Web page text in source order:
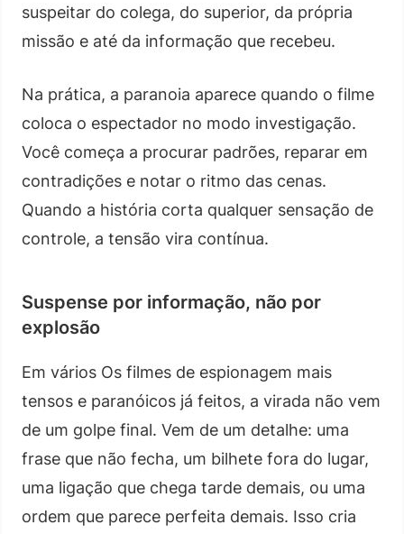
suspeitar do colega, do superior, da própria
missão e até da informação que recebeu.
Na prática, a paranoia aparece quando o filme
coloca o espectador no modo investigação.
Você começa a procurar padrões, reparar em
contradições e notar o ritmo das cenas.
Quando a história corta qualquer sensação de
controle, a tensão vira contínua.
Suspense por informação, não por
explosão
Em vários Os filmes de espionagem mais
tensos e paranóicos já feitos, a virada não vem
de um golpe final. Vem de um detalhe: uma
frase que não fecha, um bilhete fora do lugar,
uma ligação que chega tarde demais, ou uma
ordem que parece perfeita demais. Isso cria